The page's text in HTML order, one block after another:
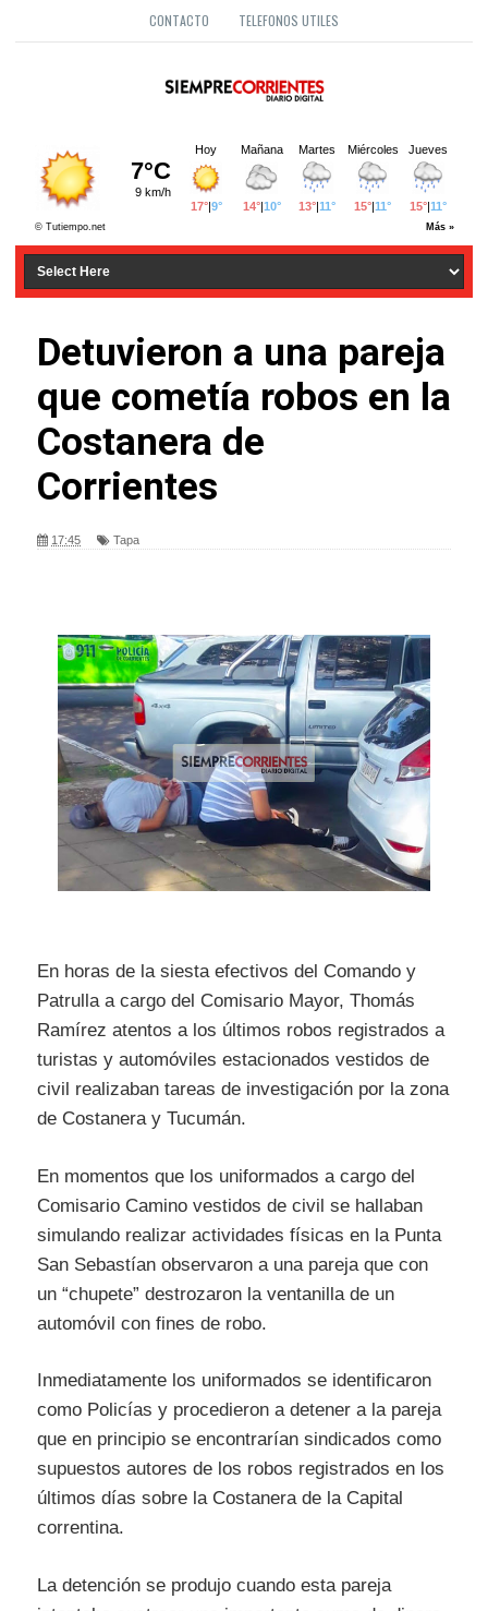
CONTACTO TELEFONOS UTILES
Detuvieron a una pareja
que cometía robos en la
Costanera de
Corrientes
17:45 Tapa
En horas de la siesta efectivos del Comando y
Patrulla a cargo del Comisario Mayor, Thomás
Ramírez atentos a los últimos robos registrados a
turistas y automóviles estacionados vestidos de
civil realizaban tareas de investigación por la zona
de Costanera y Tucumán.
En momentos que los uniformados a cargo del
Comisario Camino vestidos de civil se hallaban
simulando realizar actividades físicas en la Punta
San Sebastían observaron a una pareja que con
un “chupete” destrozaron la ventanilla de un
automóvil con fines de robo.
Inmediatamente los uniformados se identificaron
como Policías y procedieron a detener a la pareja
que en principio se encontrarían sindicados como
supuestos autores de los robos registrados en los
últimos días sobre la Costanera de la Capital
correntina.
La detención se produjo cuando esta pareja